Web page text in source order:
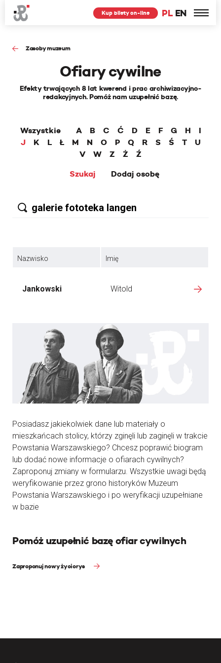
PL EN
Kup bilety on-line
Zasoby muzeum
Ofiary cywilne
Efekty trwających 8 lat kwerend i prac archiwizacyjno-
redakcyjnych. Pomóż nam uzupełnić bazę.
Wszystkie A B C Ć D E F G H
I
J
K L Ł M N O P Q R S Ś T
U
V
W Z Ż
Ź
Szukaj
Dodaj osobę
Nazwisko Imię
Jankowski Witold
Posiadasz jakiekolwiek dane lub materiały o
mieszkańcach stolicy, którzy zginęli lub zaginęli w trakcie
Powstania Warszawskiego? Chcesz poprawić biogram
lub dodać nowe informacje o ofiarach cywilnych?
Zaproponuj zmiany w formularzu. Wszystkie uwagi będą
weryfikowanie przez grono historyków Muzeum
Powstania Warszawskiego i po weryfikacji uzupełniane
w bazie
Pomóż uzupełnić bazę ofiar cywilnych
Zaproponuj nowy życiorys